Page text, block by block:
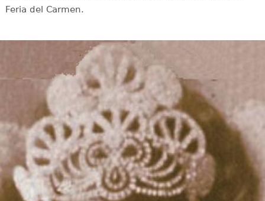
Feria del Carmen.